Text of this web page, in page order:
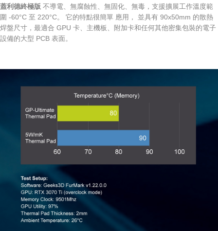
蓋利德終極版 不導電、無腐蝕性、無固化、無毒，支援擴展工作溫度範
圍 -60°C 至 220°C。 它的特點很簡單 應用， 並具有 90x50mm 的散熱
焊盤尺寸，最適合 GPU 卡、主機板、附加卡和任何其他密集包裝的電子
設備的大型 PCB 表面。